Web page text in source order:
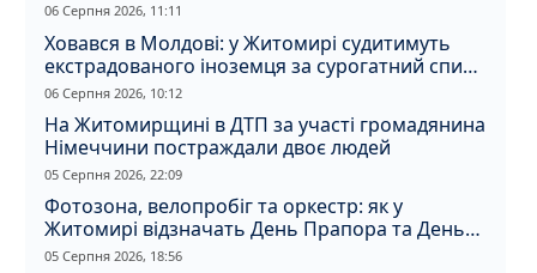
06 Серпня 2026, 11:11
Ховався в Молдові: у Житомирі судитимуть
екстрадованого іноземця за сурогатний спирт
і відмивання грошей
06 Серпня 2026, 10:12
На Житомирщині в ДТП за участі громадянина
Німеччини постраждали двоє людей
05 Серпня 2026, 22:09
Фотозона, велопробіг та оркестр: як у
Житомирі відзначать День Прапора та День
Незалежності
05 Серпня 2026, 18:56